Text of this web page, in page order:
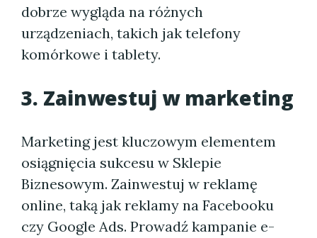
dobrze wygląda na różnych
urządzeniach, takich jak telefony
komórkowe i tablety.
3. Zainwestuj w marketing
Marketing jest kluczowym elementem
osiągnięcia sukcesu w Sklepie
Biznesowym. Zainwestuj w reklamę
online, taką jak reklamy na Facebooku
czy Google Ads. Prowadź kampanie e-